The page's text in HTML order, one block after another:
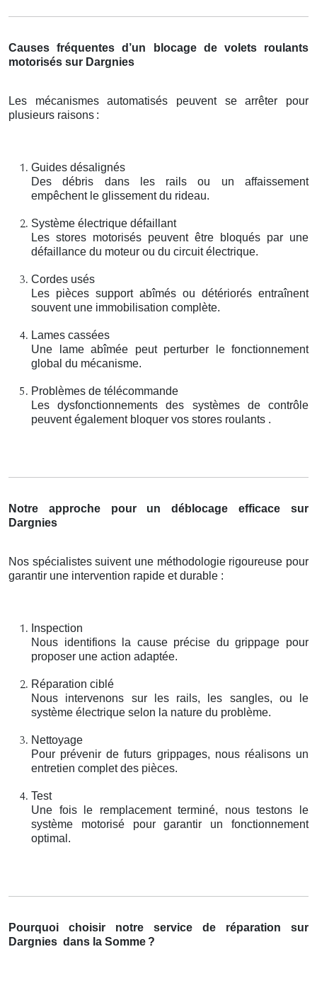
Causes fréquentes d’un blocage de volets roulants
motorisés sur Dargnies
Les mécanismes automatisés peuvent se arrêter pour
plusieurs raisons :
Guides désalignés
Des débris dans les rails ou un affaissement
empêchent le glissement du rideau.
Système électrique défaillant
Les stores motorisés peuvent être bloqués par une
défaillance du moteur ou du circuit électrique.
Cordes usés
Les pièces support abîmés ou détériorés entraînent
souvent une immobilisation complète.
Lames cassées
Une lame abîmée peut perturber le fonctionnement
global du mécanisme.
Problèmes de télécommande
Les dysfonctionnements des systèmes de contrôle
peuvent également bloquer vos stores roulants .
Notre approche pour un déblocage efficace sur
Dargnies
Nos spécialistes suivent une méthodologie rigoureuse pour
garantir une intervention rapide et durable :
Inspection
Nous identifions la cause précise du grippage pour
proposer une action adaptée.
Réparation ciblé
Nous intervenons sur les rails, les sangles, ou le
système électrique selon la nature du problème.
Nettoyage
Pour prévenir de futurs grippages, nous réalisons un
entretien complet des pièces.
Test
Une fois le remplacement terminé, nous testons le
système motorisé pour garantir un fonctionnement
optimal.
Pourquoi choisir notre service de réparation sur
Dargnies dans la Somme ?